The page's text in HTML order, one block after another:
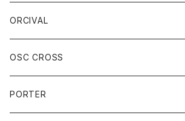
Tシャツ
ジーンズ
パンツ
ボトム
スカート
ORCIVAL
アウター
コート
アクセサリー
OSC CROSS
ダウンジャケット
PORTER